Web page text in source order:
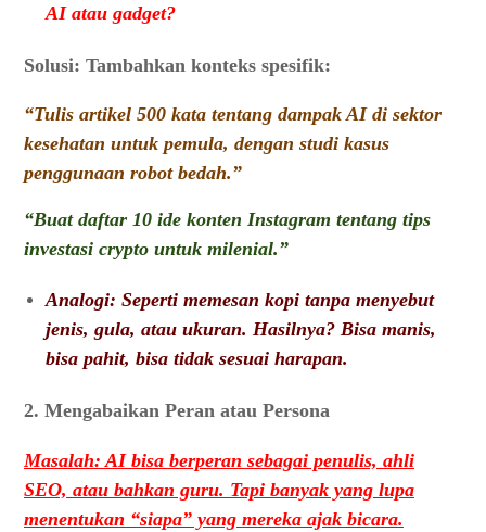
AI atau gadget?
Solusi: Tambahkan konteks spesifik:
“Tulis artikel 500 kata tentang dampak AI di sektor
kesehatan untuk pemula, dengan studi kasus
penggunaan robot bedah.”
“Buat daftar 10 ide konten Instagram tentang tips
investasi crypto untuk milenial.”
Analogi: Seperti memesan kopi tanpa menyebut
jenis, gula, atau ukuran. Hasilnya? Bisa manis,
bisa pahit, bisa tidak sesuai harapan.
2. Mengabaikan Peran atau Persona
Masalah: AI bisa berperan sebagai penulis, ahli
SEO, atau bahkan guru. Tapi banyak yang lupa
menentukan “siapa” yang mereka ajak bicara.